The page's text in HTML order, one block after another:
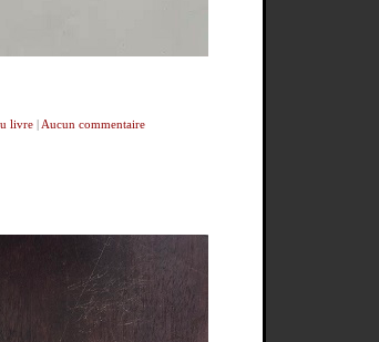
livre Aucun commentaire